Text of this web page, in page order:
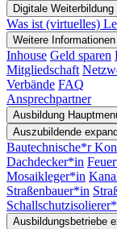
Digitale Weiterbildung
Was ist (virtuelles)
Weitere Informationen
Inhouse Geld sparen
Mitgliedschaft
Verbände FAQ
Ansprechpartner
Ausbildung
Auszubildende
Bautechnische*r
Dachdecker*in
Mosaikleger*in
Straßenbauer*in
Ausbildungsbetriebe